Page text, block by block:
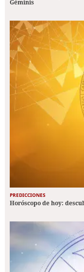
Géminis
PREDICCIONES
Horóscopo de hoy: